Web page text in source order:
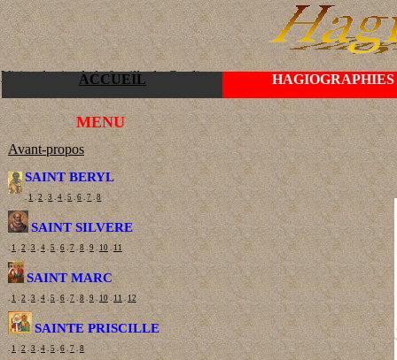
ACCUEIL HAGIOGRAPHIES
Visitez le site de la famille du Gardin
MENU
Avant-propos
SAINT BERYL
.1 .2 .3 .4.5 .6.7 .8
SAINT SILVERE
. 1 . 2 . 3 . 4 . 5 . 6 .7 . 8 . 9 . 10 . 11
SAINT MARC
. 1 .2 . 3 .4 .5 . 6. 7 .8. 9. 10. 11. 12
SAINTE PRISCILLE
. 1 .2. 3 .4 . 5 . 6 . 7 . 8